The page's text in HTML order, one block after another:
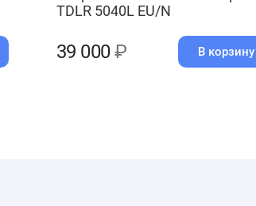
TDLR 5040L EU/N
39 000₽ В корзину